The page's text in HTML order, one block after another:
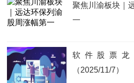
聚焦川渝板块｜
一
软件股票龙
（2025/11/7）